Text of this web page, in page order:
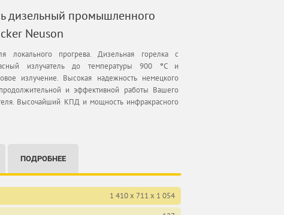
дизельный промышленного
Neuson
локального прогрева. Дизельная горелка с
излучатель до температуры 900 °С и
излучение. Высокая надежность немецкого
и эффективной работы Вашего
Высочайший КПД и мощность инфракрасного
ПОДРОБНЕЕ
1 410 x 711 x 1 054